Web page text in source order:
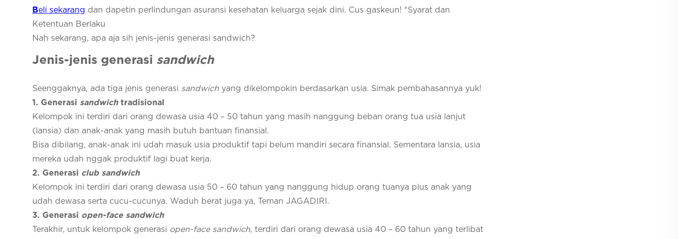
Beli sekarang dan dapetin perlindungan asuransi kesehatan keluarga sejak dini. Cus gaskeun! *Syarat dan
Ketentuan Berlaku
Nah sekarang, apa aja sih jenis-jenis generasi sandwich?
Jenis-jenis generasi sandwich
Seenggaknya, ada tiga jenis generasi sandwich yang dikelompokin berdasarkan usia. Simak pembahasannya yuk!
1 . Generasi sandwichtradisional
Kelompok ini terdiri dari orang dewasa usia 40 – 50 tahun yang masih nanggung beban orang tua usia lanjut
(lansia) dan anak-anak yang masih butuh bantuan finansial.
Bisa dibilang, anak-anak ini udah masuk usia produktif tapi belum mandiri secara finansial. Sementara lansia, usia
mereka udah nggak produktif lagi buat kerja.
2. Generasi club sandwich
Kelompok ini terdiri dari orang dewasa usia 50 – 60 tahun yang nanggung hidup orang tuanya plus anak yang
udah dewasa serta cucu-cucunya. Waduh berat juga ya, Teman JAGADIRI.
3. Generasi open-face sandwich
Terakhir, untuk kelompok generasi open-face sandwich, terdiri dari orang dewasa usia 40 – 60 tahun yang terlibat